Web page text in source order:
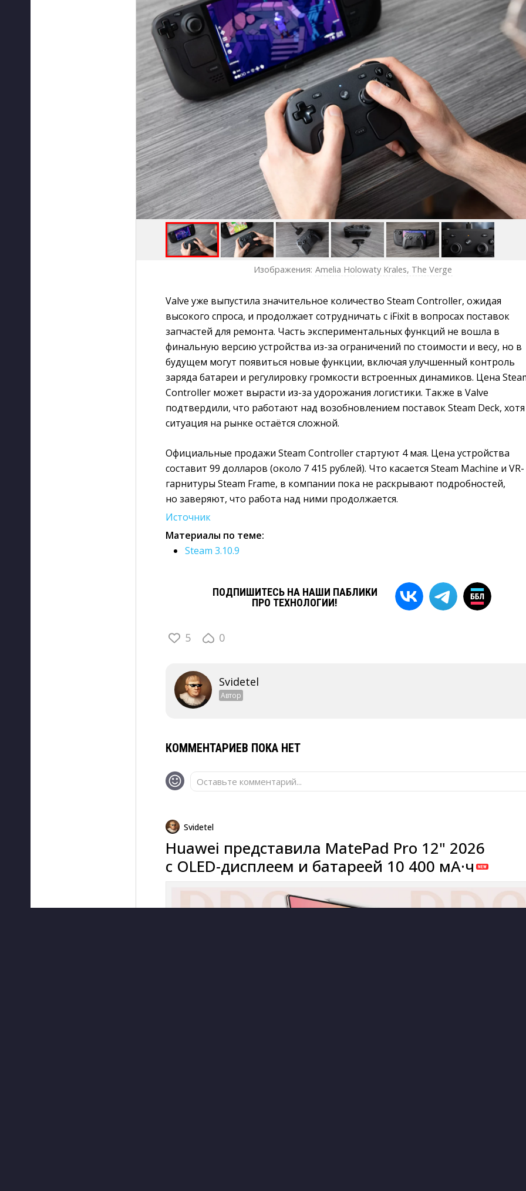
Изображения: Amelia Holowaty Krales, The Verge
Valve уже выпустила значительное количество Steam Controller, ожидая
высокого спроса, и продолжает сотрудничать с iFixit в вопросах поставок
запчастей для ремонта. Часть экспериментальных функций не вошла в
финальную версию устройства из-за ограничений по стоимости и весу, но в
будущем могут появиться новые функции, включая улучшенный контроль
заряда батареи и регулировку громкости встроенных динамиков. Цена
Controller может вырасти из-за удорожания логистики. Также в Valve
подтвердили, что работают над возобновлением поставок Steam Deck, хотя
ситуация на рынке остаётся сложной.
Официальные продажи Steam Controller стартуют 4 мая. Цена устройства
составит 99 долларов (около 7 415 рублей). Что касается Steam Machine и VR-
гарнитуры Steam Frame, в компании пока не раскрывают подробностей,
но заверяют, что работа над ними продолжается.
Источник
Материалы по теме:
Steam 3.10.9
ПОДПИШИТЕСЬ НА НАШИ ПАБЛИКИ
ПРО ТЕХНОЛОГИИ!
5 0
Svidetel
Автор
КОММЕНТАРИЕВ ПОКА НЕТ
Оставьте комментарий...
Svidetel
Huawei представила MatePad Pro 12" 2026
с OLED-дисплеем и батареей 10 400 мА·ч